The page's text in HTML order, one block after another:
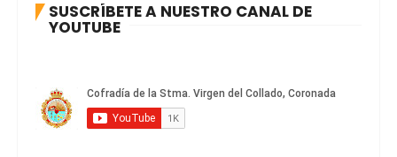
SUSCRÍBETE A NUESTRO CANAL DE
YOUTUBE